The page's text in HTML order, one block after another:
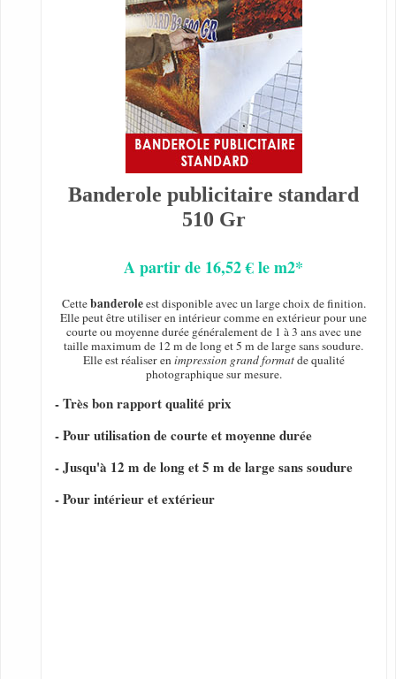
Banderole publicitaire standard
510 Gr
A partir de 16,52 € le m2*
Cettebanderoleest disponible avec un large choix de finition.
Elle peut être utiliser en intérieur comme en extérieur pour une
courte ou moyenne durée généralement de 1 à 3 ans avec une
taille maximum de 12 m de long et 5 m de large sans soudure.
Elle est réaliser enimpression grand formatde qualité
photographique sur mesure.
- Très bon rapport qualité prix
- Pour utilisation de courte et moyenne durée
- Jusqu'à 12 m de long et 5 m de large sans soudure
- Pour intérieur et extérieur